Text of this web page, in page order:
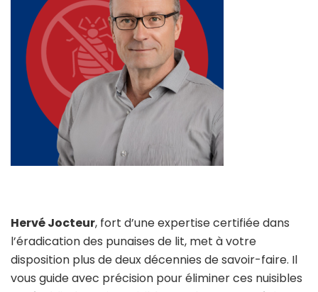
Hervé Jocteur, fort d’une expertise certifiée dans
l’éradication des punaises de lit, met à votre
disposition plus de deux décennies de savoir-faire. Il
vous guide avec précision pour éliminer ces nuisibles